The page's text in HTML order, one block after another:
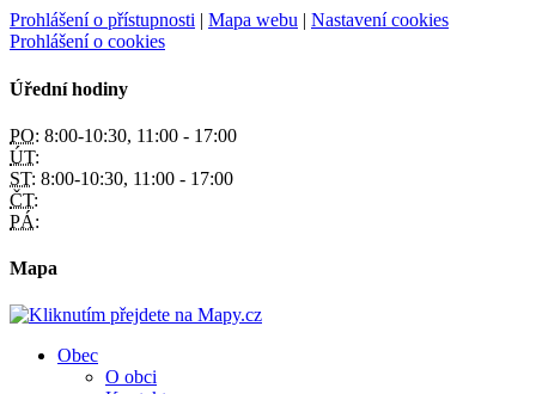
Prohlášení o přístupnosti | Mapa webu | Nastavení cookies
Prohlášení o cookies
Úřední hodiny
PO: 8:00-10:30, 11:00 - 17:00
ÚT:
ST: 8:00-10:30, 11:00 - 17:00
ČT:
PÁ:
Mapa
Obec
O obci